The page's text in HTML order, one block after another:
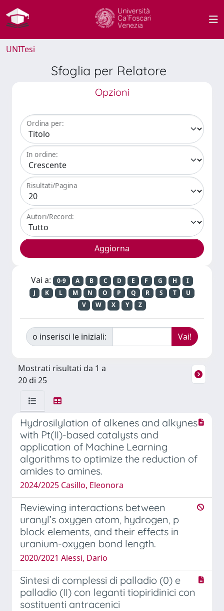
UNITesi
Sfoglia per Relatore
Opzioni
Ordina per:
In ordine:
Risultati/Pagina
Autori/Record:
Vai a: 0-9 A B C D E F G H
I
J
K L M N O P Q R S T
U
V
W X Y Z
o inserisci le iniziali:
Mostrati risultati da 1 a
20 di 25
Hydrosilylation of alkenes and alkynes
with Pt(II)-based catalysts and
application of Machine Learning
algorithms to optimize the reduction of
amides to amines.
2024/2025 Casillo, Eleonora
Reviewing interactions between
uranyl’s oxygen atom, hydrogen, p
block elements, and their effects in
uranium-oxygen bond length.
2020/2021 Alessi, Dario
Sintesi di complessi di palladio (0) e
palladio (II) con leganti tiopiridinici con
sostituenti antracenici